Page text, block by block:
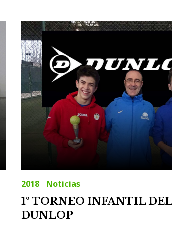
2018 Noticias
1º TORNEO INFANTIL
DUNLOP